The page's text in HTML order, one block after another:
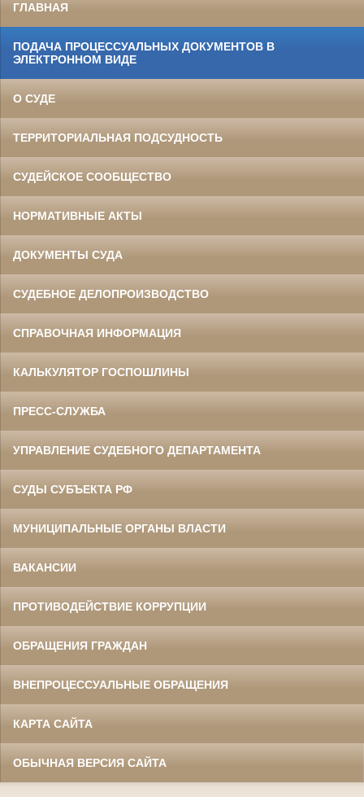
ГЛАВНАЯ
ПОДАЧА ПРОЦЕССУАЛЬНЫХ ДОКУМЕНТОВ В
ЭЛЕКТРОННОМ ВИДЕ
О СУДЕ
ТЕРРИТОРИАЛЬНАЯ ПОДСУДНОСТЬ
СУДЕЙСКОЕ СООБЩЕСТВО
НОРМАТИВНЫЕ АКТЫ
ДОКУМЕНТЫ СУДА
СУДЕБНОЕ ДЕЛОПРОИЗВОДСТВО
СПРАВОЧНАЯ ИНФОРМАЦИЯ
КАЛЬКУЛЯТОР ГОСПОШЛИНЫ
ПРЕСС-СЛУЖБА
УПРАВЛЕНИЕ СУДЕБНОГО ДЕПАРТАМЕНТА
СУДЫ СУБЪЕКТА РФ
МУНИЦИПАЛЬНЫЕ ОРГАНЫ ВЛАСТИ
ВАКАНСИИ
ПРОТИВОДЕЙСТВИЕ КОРРУПЦИИ
ОБРАЩЕНИЯ ГРАЖДАН
ВНЕПРОЦЕССУАЛЬНЫЕ ОБРАЩЕНИЯ
КАРТА САЙТА
ОБЫЧНАЯ ВЕРСИЯ САЙТА